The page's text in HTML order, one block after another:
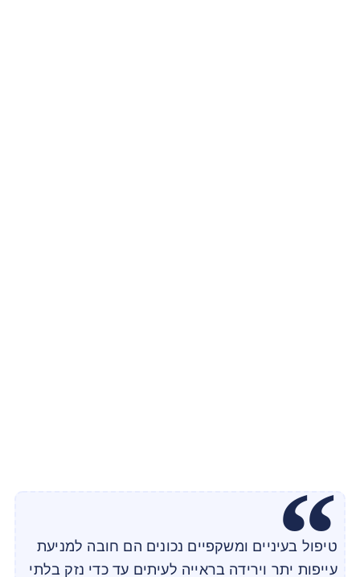
טיפול בעיניים ומשקפיים נכונים הם חובה למניעת
עייפות יתר וירידה בראייה לעיתים עד כדי נזק בלתי